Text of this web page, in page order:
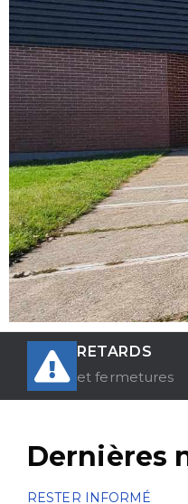
RETARDS
et fermetures
Dernières
RESTER INFORMÉ